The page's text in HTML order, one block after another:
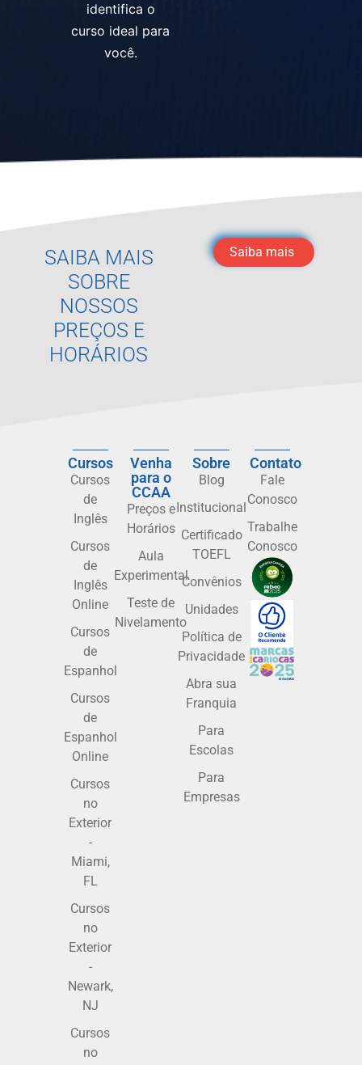
identifica o
curso ideal para
você.
SAIBA MAIS
SOBRE
NOSSOS
PREÇOS E
HORÁRIOS
Saiba mais
Cursos
Cursos
de
Inglês
Cursos
de
Inglês
Online
Cursos
de
Espanhol
Cursos
de
Espanhol
Online
Cursos
no
Exterior
-
Miami,
FL
Cursos
no
Exterior
-
Newark,
NJ
Cursos
no
Venha
para o
CCAA
Preços e
Horários
Aula
Experimental
Teste de
Nivelamento
Sobre
Blog
Institucional
Certificado
TOEFL
Convênios
Unidades
Política de
Privacidade
Abra sua
Franquia
Para
Escolas
Para
Empresas
Contato
Fale
Conosco
Trabalhe
Conosco